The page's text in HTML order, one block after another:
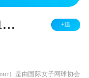
2025WTA1000罗马公开赛 女单第二轮 达尼洛维奇VS郑钦文 +追
）是由国际女子网球协会